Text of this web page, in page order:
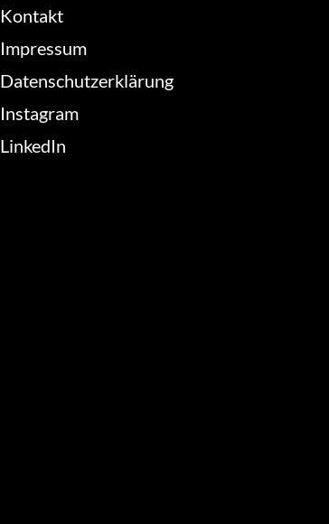
Kontakt
Impressum
Datenschutzerklärung
Instagram
LinkedIn